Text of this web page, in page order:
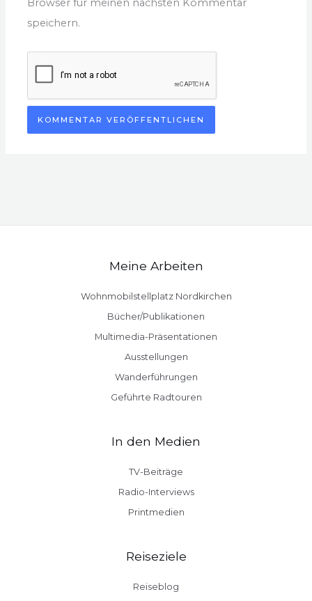
Browser für meinen nächsten Kommentar
speichern.
Meine Arbeiten
Wohnmobilstellplatz Nordkirchen
Bücher/Publikationen
Multimedia-Präsentationen
Ausstellungen
Wanderführungen
Geführte Radtouren
In den Medien
TV-Beiträge
Radio-Interviews
Printmedien
Reiseziele
Reiseblog